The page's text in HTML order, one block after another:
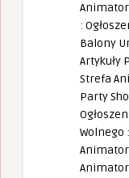
:
Balony
Artykuły
Strefa
Party
Wolnego :
Animator